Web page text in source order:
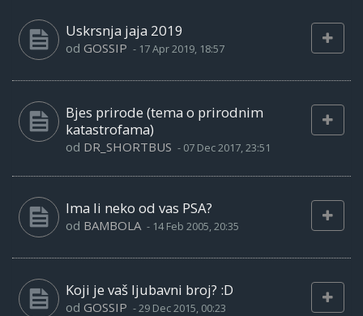
Uskrsnja jaja 2019
od GOSSIP - 17 Apr 2019, 18:57
Bjes prirode (tema o prirodnim
katastrofama)
od DR_SHORTBUS - 07 Dec 2017, 23:51
Ima li neko od vas PSA?
od BAMBOLA - 14 Feb 2005, 20:35
Koji je vaš ljubavni broj? :D
od GOSSIP -29 Dec 2015, 00:23